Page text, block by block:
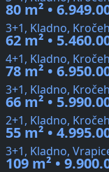
80 m² •
3+1, Kladno,
62 m² •
4+1, Kladno,
78 m² •
3+1, Kladno,
66 m² •
2+1, Kladno,
55 m² •
3+1, Kladno,
109 m² •